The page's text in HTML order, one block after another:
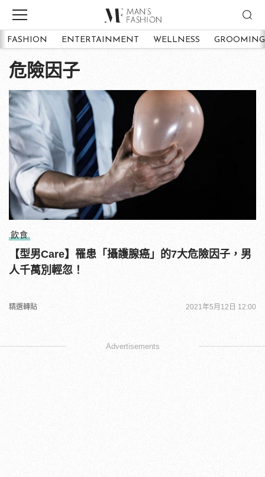
FASHION ENTERTAINMENT WELLNESS GROOMING
危險因子
飲食
【型男Care】罹患「攝護腺癌」的7大危險因子，男
人千萬別輕忽！
精選轉貼 2021年5月12日 12:00
Advertisements